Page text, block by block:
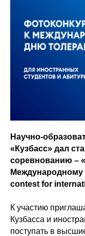
Научно-
«Кузбасс» дал
соревнованию –
Международному
contest for
К участию
Кузбасса и
поступать в